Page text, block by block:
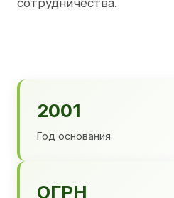
сотрудничества.
2001
Год основания
ОГРН